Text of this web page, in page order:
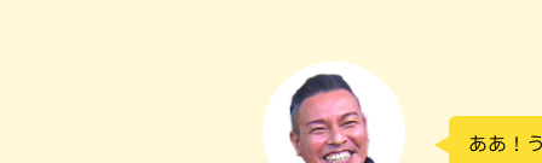
ああ！